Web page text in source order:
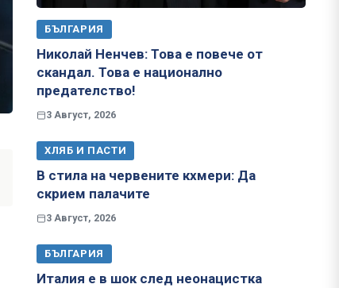
БЪЛГАРИЯ
Николай Ненчев: Това е повече от
скандал. Това е национално
предателство!
3 Август, 2026
ХЛЯБ И ПАСТИ
В стила на червените кхмери: Да
скрием палачите
3 Август, 2026
БЪЛГАРИЯ
Италия е в шок след неонацистка